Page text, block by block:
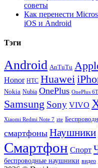
советы
Как перенести
iOS и Android
Тэги
Android AnTuTu
Honor HTC Huawei
Nokia Nubia OnePlus OnePlus 6T
Samsung Sony VIVO
Xiaomi Redmi Note 7 zte
смартфоны Наушники
Смартфон Спорт
беспроводные наушники видео